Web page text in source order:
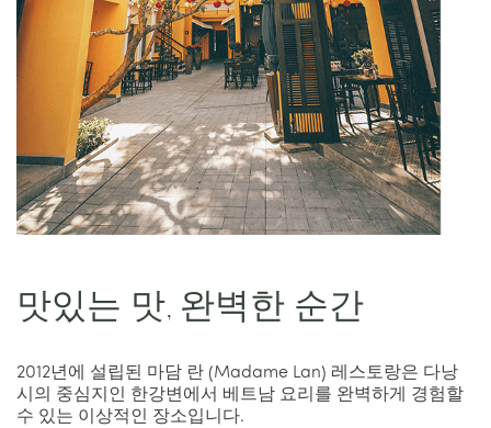
맛있는 맛, 완벽한 순간
2012년에 설립된 마담 란 (Madame Lan) 레스토랑은 다낭
시의 중심지인 한강변에서 베트남 요리를 완벽하게 경험할
수 있는 이상적인 장소입니다.